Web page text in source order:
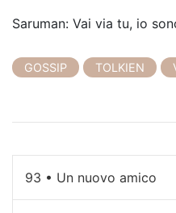
Saruman: Vai via tu, io
GOSSIP TOLKIEN
N
a
93 • Un nuovo amico